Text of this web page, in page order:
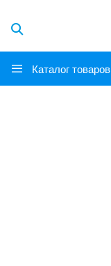
Каталог товаров